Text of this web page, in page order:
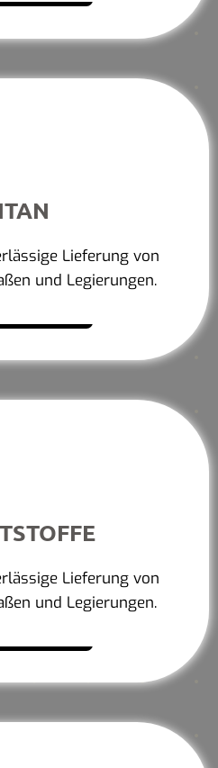
Lieferung von
und Legierungen.
Lieferung von
und Legierungen.